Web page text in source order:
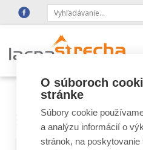
Lacná strecha
Röben -
O súboroch
stránke
Súbory cookie
a analýzu informácií o
stránok, na